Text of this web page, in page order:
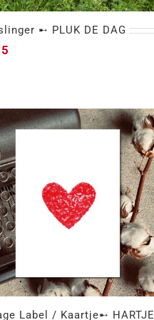
➸ PLUK DE DAG
➸ PLUK DE DAG
Label / Kaartje➸ HARTJE